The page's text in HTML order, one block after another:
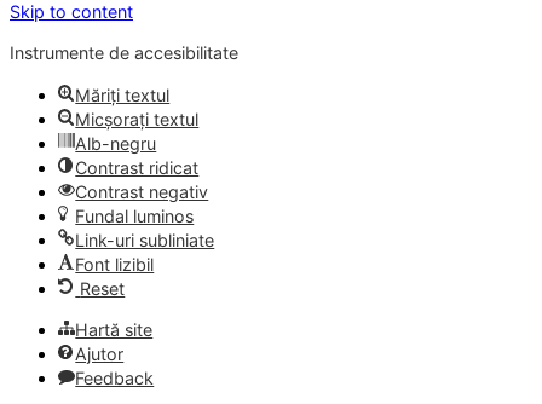
Skip to content
Instrumente de accesibilitate
Măriți textul
Micșorați textul
Alb-negru
Contrast ridicat
Contrast negativ
Fundal luminos
Link-uri subliniate
Font lizibil
Reset
Hartă site
Ajutor
Feedback